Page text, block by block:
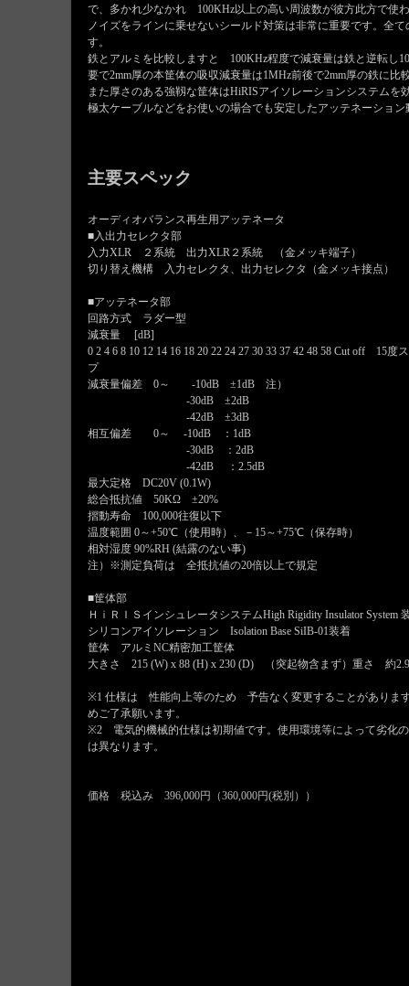
で、多かれ少なかれ 100KHz以上の高い周波数が彼方此方で使
ノイズをラインに乗せないシールド対策は非常に重要です。全
す。
鉄とアルミを比較しますと 100KHz程度で減衰量は鉄と逆転し
要で2mm厚の本筐体の吸収減衰量は1MHz前後で2mm厚の鉄に
また厚さのある強靱な筐体はHiRISアイソレーションシステム
極太ケーブルなどをお使いの場合でも安定したアッテネーショ
主要スペック
オーディオバランス再生用アッテネータ
■入出力セレクタ部
入力XLR ２系統 出力XLR２系統 （金メッキ端子）
切り替え機構 入力セレクタ、出力セレクタ（金メッキ接点）
■アッテネータ部
回路方式 ラダー型
減衰量 [dB]
0 2 4 6 8 10 12 14 16 18 20 22 24 27 30 33 37 42 48 58 Cut off 15度
プ
減衰量偏差 0～ -10dB ±1dB 注）
-30dB ±2dB
-42dB ±3dB
相互偏差 0～ -10dB ：1dB
-30dB ：2dB
-42dB ：2.5dB
最大定格 DC20V (0.1W)
総合抵抗値 50KΩ ±20%
摺動寿命 100,000往復以下
温度範囲 0～+50℃（使用時）、－15～+75℃（保存時）
相対湿度 90%RH (結露のない事)
注）※測定負荷は 全抵抗値の20倍以上で規定
■筐体部
ＨｉＲＩＳインシュレータシステムHigh Rigidity Insulator System
シリコンアイソレーション Isolation Base SiIB-01装着
筐体 アルミNC精密加工筐体
大きさ 215 (W) x 88 (H) x 230 (D) （突起物含まず）重さ 約
※1 仕様は 性能向上等のため 予告なく変更することがありま
めご了承願います。
※2 電気的機械的仕様は初期値です。使用環境等によって劣化
は異なります。
価格 税込み 396,000円（360,000円(税別））